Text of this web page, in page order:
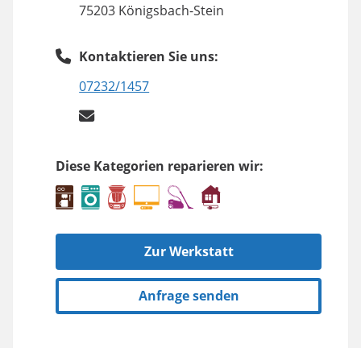
75203 Königsbach-Stein
Kontaktieren Sie uns:
07232/1457
Diese Kategorien reparieren wir:
Zur Werkstatt
Anfrage senden